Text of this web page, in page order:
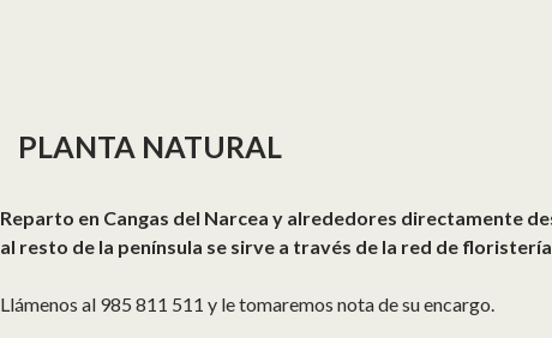
PLANTA NATURAL
Reparto en Cangas del Narcea y alrededores directamente
al resto de la península se sirve a través de la red de
Llámenos al 985 811 511 y le tomaremos nota de su encargo.